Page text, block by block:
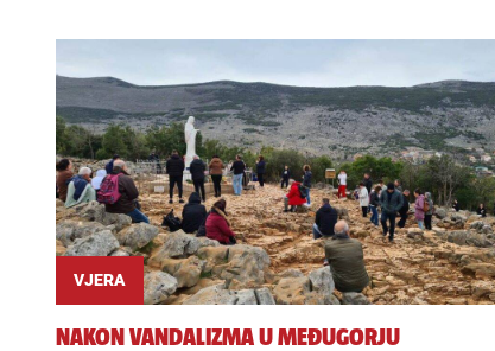
VJERA
NAKON VANDALIZMA U MEĐUGORJU